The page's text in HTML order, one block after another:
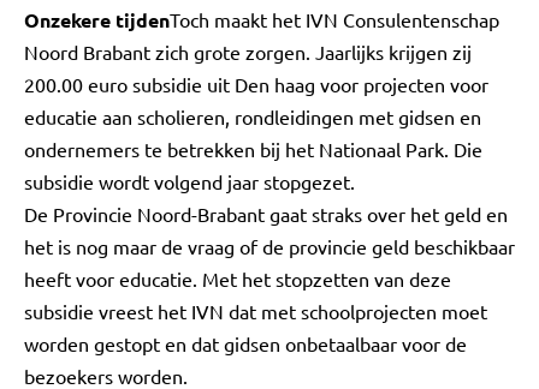
Onzekere tijdenToch maakt het IVN Consulentenschap
Noord Brabant zich grote zorgen. Jaarlijks krijgen zij
200.00 euro subsidie uit Den haag voor projecten voor
educatie aan scholieren, rondleidingen met gidsen en
ondernemers te betrekken bij het Nationaal Park. Die
subsidie wordt volgend jaar stopgezet.
De Provincie Noord-Brabant gaat straks over het geld en
het is nog maar de vraag of de provincie geld beschikbaar
heeft voor educatie. Met het stopzetten van deze
subsidie vreest het IVN dat met schoolprojecten moet
worden gestopt en dat gidsen onbetaalbaar voor de
bezoekers worden.